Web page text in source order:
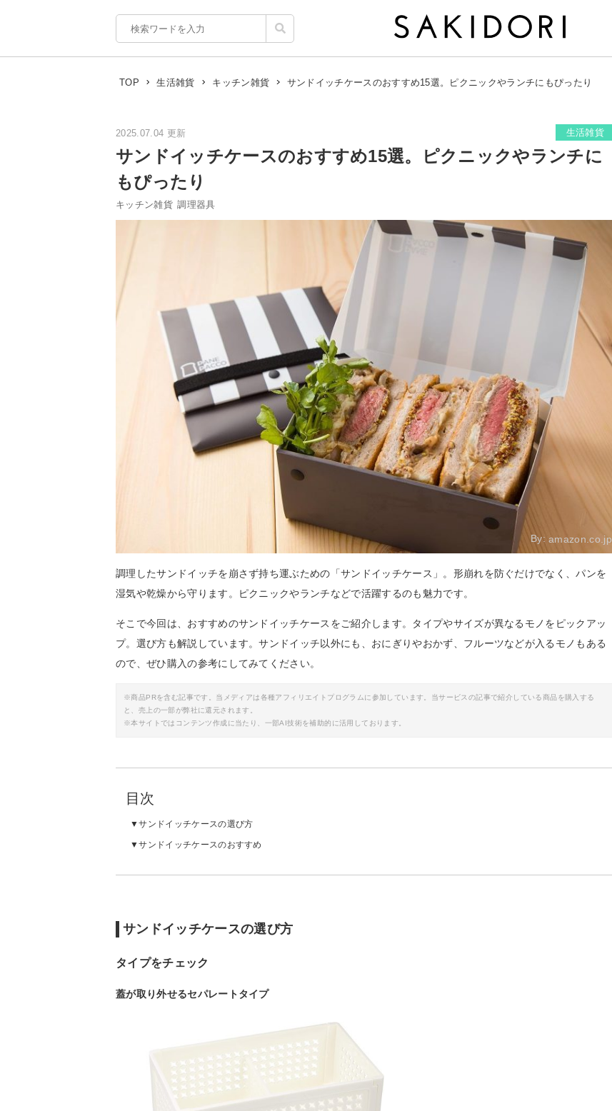
TOP 生活雑貨 キッチン雑貨 サンドイッチケースのおすすめ15選。ピクニックやランチにもぴったり
2025.07.04 更新 生活雑貨
サンドイッチケースのおすすめ15選。ピクニックやランチに
もぴったり
キッチン雑貨 調理器具
By:amazon.co.jp
調理したサンドイッチを崩さず持ち運ぶための「サンドイッチケース」。形崩れを防ぐだけでなく、パンを
湿気や乾燥から守ります。ピクニックやランチなどで活躍するのも魅力です。
そこで今回は、おすすめのサンドイッチケースをご紹介します。タイプやサイズが異なるモノをピックアッ
プ。選び方も解説しています。サンドイッチ以外にも、おにぎりやおかず、フルーツなどが入るモノもある
ので、ぜひ購入の参考にしてみてください。
※商品PRを含む記事です。当メディアは各種アフィリエイトプログラムに参加しています。当サービスの記事で紹介している商品を購入する
と、売上の一部が弊社に還元されます。
※本サイトではコンテンツ作成に当たり、一部AI技術を補助的に活用しております。
目次
サンドイッチケースの選び方
サンドイッチケースのおすすめ
サンドイッチケースの選び方
タイプをチェック
蓋が取り外せるセパレートタイプ